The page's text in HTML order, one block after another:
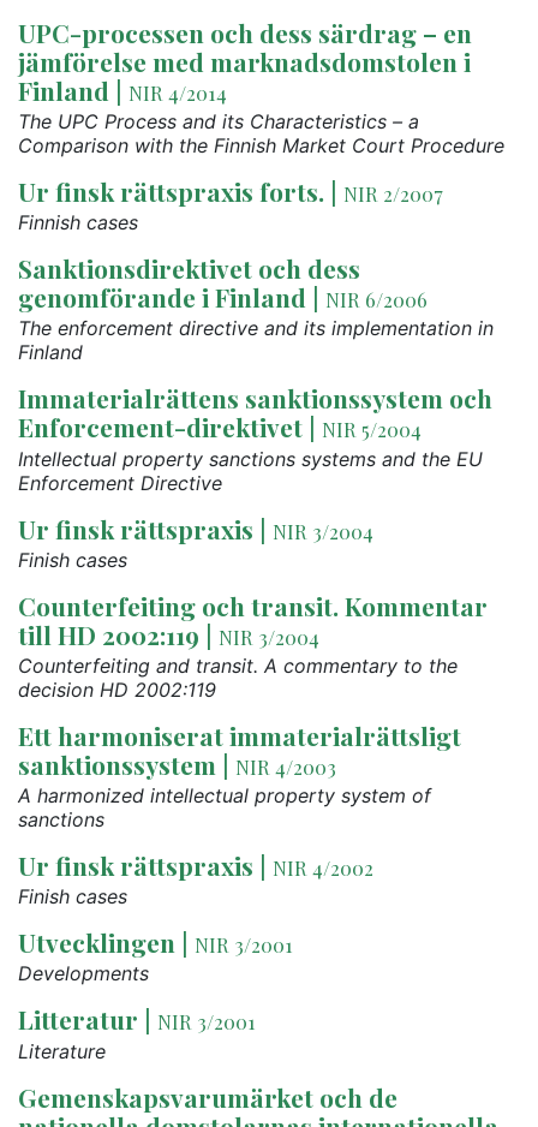
UPC-processen och dess särdrag – en
jämförelse med marknadsdomstolen i
Finland | NIR 4/2014
The UPC Process and its Characteristics – a
Comparison with the Finnish Market Court Procedure
Ur finsk rättspraxis forts. | NIR 2/2007
Finnish cases
Sanktionsdirektivet och dess
genomförande i Finland | NIR 6/2006
The enforcement directive and its implementation in
Finland
Immaterialrättens sanktionssystem och
Enforcement-direktivet | NIR 5/2004
Intellectual property sanctions systems and the EU
Enforcement Directive
Ur finsk rättspraxis | NIR 3/2004
Finish cases
Counterfeiting och transit. Kommentar
till HD 2002:119 | NIR 3/2004
Counterfeiting and transit. A commentary to the
decision HD 2002:119
Ett harmoniserat immaterialrättsligt
sanktionssystem | NIR 4/2003
A harmonized intellectual property system of
sanctions
Ur finsk rättspraxis | NIR 4/2002
Finish cases
Utvecklingen | NIR 3/2001
Developments
Litteratur | NIR 3/2001
Literature
Gemenskapsvarumärket och de